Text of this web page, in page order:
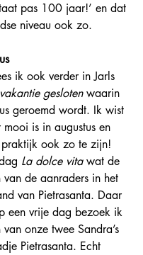
pas 100 jaar!’ en dat
niveau ook zo.
ik ook verder in Jarls
gesloten waarin
geroemd wordt. Ik wist
is in augustus en
ook zo te zijn!
La dolce vita wat de
de aanraders in het
van Pietrasanta. Daar
een vrije dag bezoek ik
onze twee Sandra’s
Pietrasanta. Echt